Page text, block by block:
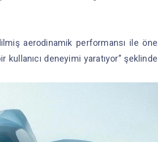
aerodinamik performansı ile öne
deneyimi yaratıyor” şeklinde